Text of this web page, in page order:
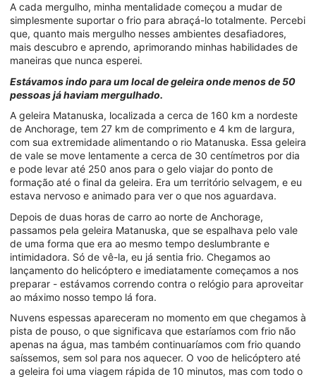
A cada mergulho, minha mentalidade começou a mudar de
simplesmente suportar o frio para abraçá-lo totalmente. Percebi
que, quanto mais mergulho nesses ambientes desafiadores,
mais descubro e aprendo, aprimorando minhas habilidades de
maneiras que nunca esperei.
Estávamos indo para um local de geleira onde menos de 50
pessoas já haviam mergulhado.
A geleira Matanuska, localizada a cerca de 160 km a nordeste
de Anchorage, tem 27 km de comprimento e 4 km de largura,
com sua extremidade alimentando o rio Matanuska. Essa geleira
de vale se move lentamente a cerca de 30 centímetros por dia
e pode levar até 250 anos para o gelo viajar do ponto de
formação até o final da geleira. Era um território selvagem, e eu
estava nervoso e animado para ver o que nos aguardava.
Depois de duas horas de carro ao norte de Anchorage,
passamos pela geleira Matanuska, que se espalhava pelo vale
de uma forma que era ao mesmo tempo deslumbrante e
intimidadora. Só de vê-la, eu já sentia frio. Chegamos ao
lançamento do helicóptero e imediatamente começamos a nos
preparar - estávamos correndo contra o relógio para aproveitar
ao máximo nosso tempo lá fora.
Nuvens espessas apareceram no momento em que chegamos à
pista de pouso, o que significava que estaríamos com frio não
apenas na água, mas também continuaríamos com frio quando
saíssemos, sem sol para nos aquecer. O voo de helicóptero até
a geleira foi uma viagem rápida de 10 minutos, mas com todo o